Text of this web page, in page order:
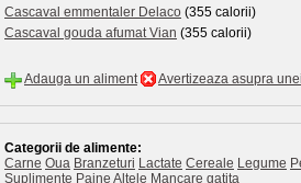
Cascaval emmentaler Delaco (355 calorii)
Cascaval gouda afumat Vian (355 calorii)
Adauga un aliment Avertizeaza asupra
Categorii de alimente:
Carne Oua Branzeturi Lactate Cereale Legume
Suplimente Paine Altele Mancare gatita